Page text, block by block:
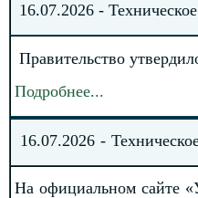
16.07.2026 -
Правительство
Подробнее...
16.07.2026 -
На официальном сайте